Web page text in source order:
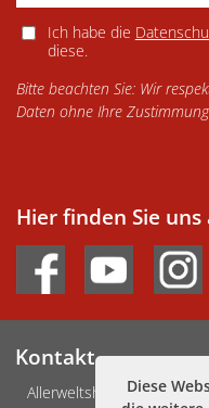
Diese
Ich habe die
diese.
Bitte beachten Sie: Wir
Daten ohne Ihre
Hier finden Sie uns
Kontakt
Allerweltshaus Köln e.V.